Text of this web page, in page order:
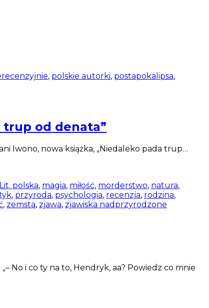
, polskie autorki, postapokalipsa,
trup od denata”
Iwono, nowa książka, „Niedaleko pada trup…
Lit. polska, magia, miłość, morderstwo, natura,
, przyroda, psychologia, recenzja, rodzina,
, zemsta, zjawa, zjawiska nadprzyrodzone
No i co ty na to, Hendryk, aa? Powiedz co mnie